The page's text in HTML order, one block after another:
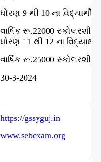
ધોરણ 9થી 10ના
વાર્ષિક રૂ.22000સ્કોલરશીપ
ધોરણ 11થી 12ના
વાર્ષિક રૂ.25000સ્કોલરશીપ
30-3-2024
https://gssyguj.in
www.sebexam.org